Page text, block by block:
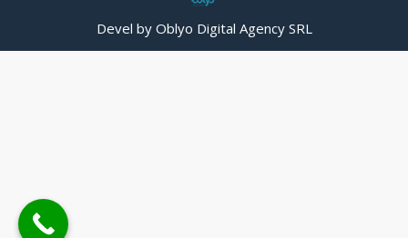
Devel by Oblyo Digital Agency SRL